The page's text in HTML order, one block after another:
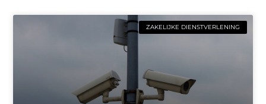
ZAKELIJKE DIENSTVERLENING